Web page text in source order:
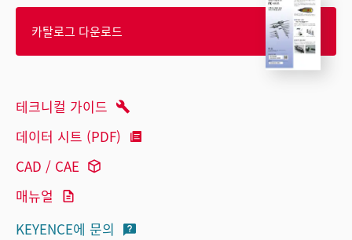
카탈로그 다운로드
테크니컬 가이드
데이터 시트 (PDF)
CAD / CAE
매뉴얼
KEYENCE에 문의